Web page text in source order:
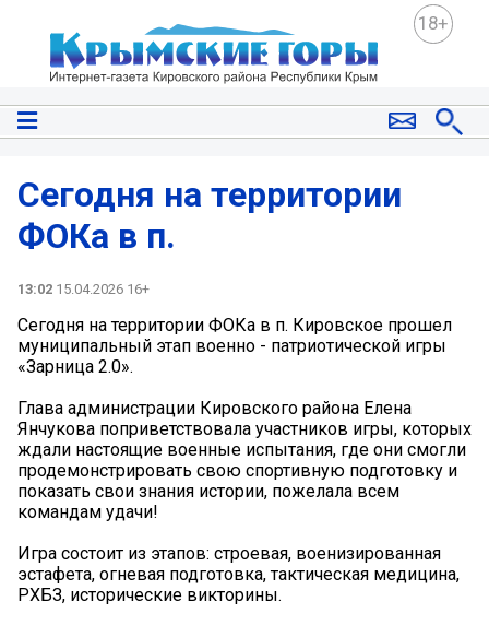
18+
Сегодня на территории
ФОКа в п.
13:02 15.04.2026 16+
Сегодня на территории ФОКа в п. Кировское прошел
муниципальный этап военно - патриотической игры
«Зарница 2.0».
Глава администрации Кировского района Елена
Янчукова поприветствовала участников игры, которых
ждали настоящие военные испытания, где они смогли
продемонстрировать свою спортивную подготовку и
показать свои знания истории, пожелала всем
командам удачи!
Игра состоит из этапов: строевая, военизированная
эстафета, огневая подготовка, тактическая медицина,
РХБЗ, исторические викторины.